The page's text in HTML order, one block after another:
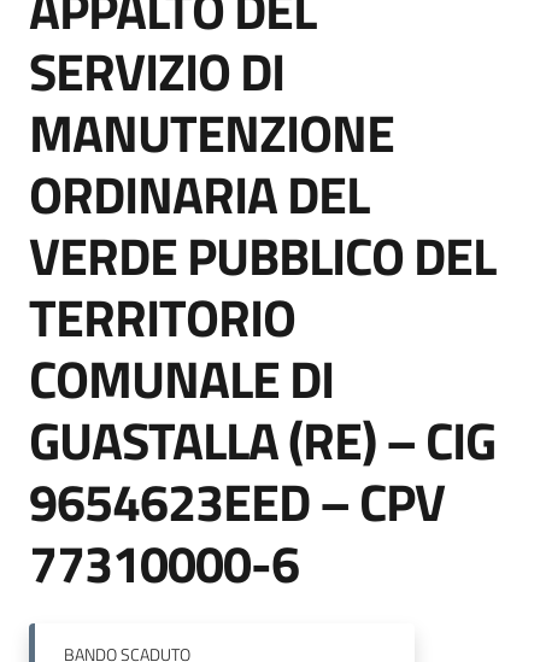
Servizi
Vivere
l'Unione
Tutti
argomenti...
Seguici
su
SERVIZIO DI
MANUTENZIONE
ORDINARIA DEL
VERDE PUBBLICO DEL
TERRITORIO
COMUNALE DI
GUASTALLA (RE) – CIG
9654623EED – CPV
77310000-6
BANDOSCADUTO